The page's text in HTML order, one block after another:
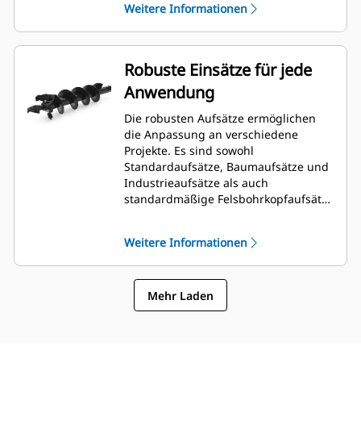
Der A41 besitzt einen
bidirektionalen Hydraulik-
Zahnringmotor mit variabler
Drehzahl, der über ein
Planetengetriebe die optimale
Drehzahl und ein optimales
Drehmoment für mittelschwere bis
schwere Bohranwendungen
bereitstellt.
Der A68 besitzt einen
bidirektionalen doppelt
untersetzten Hydraulik-
Zahnringmotor mit variabler
über ein Planetengetriebe die
mittelschwere bis schwere
Bohranwendungen bereitstellt.
Weitere Informationen
Robuste Einsätze für jede
Anwendung
Die robusten Aufsätze ermöglichen
die Anpassung an verschiedene
Projekte. Es sind sowohl
Standardaufsätze, Baumaufsätze und
Industrieaufsätze als auch
standardmäßige Felsbohrkopfaufsätze
Einsatzgebieten und
Bodenverhältnissen erhältlich.
Weitere Informationen
Mehr Laden